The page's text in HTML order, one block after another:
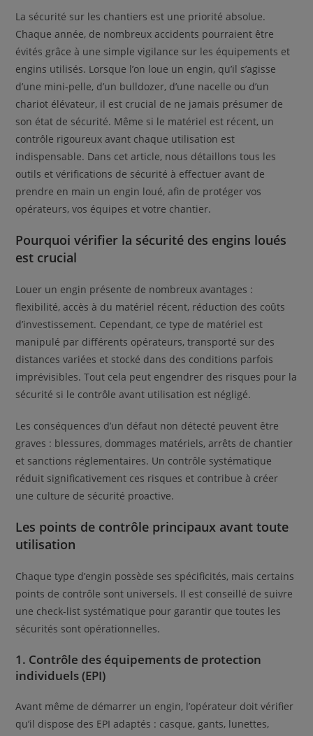
La sécurité sur les chantiers est une priorité absolue.
Chaque année, de nombreux accidents pourraient être
évités grâce à une simple vigilance sur les équipements et
engins utilisés. Lorsque l’on loue un engin, qu’il s’agisse
d’une mini-pelle, d’un bulldozer, d’une nacelle ou d’un
chariot élévateur, il est crucial de ne jamais présumer de
son état de sécurité. Même si le matériel est récent, un
contrôle rigoureux avant chaque utilisation est
indispensable. Dans cet article, nous détaillons tous les
outils et vérifications de sécurité à effectuer avant de
prendre en main un engin loué, afin de protéger vos
opérateurs, vos équipes et votre chantier.
Pourquoi vérifier la sécurité des engins loués
est crucial
Louer un engin présente de nombreux avantages :
flexibilité, accès à du matériel récent, réduction des coûts
d’investissement. Cependant, ce type de matériel est
manipulé par différents opérateurs, transporté sur des
distances variées et stocké dans des conditions parfois
imprévisibles. Tout cela peut engendrer des risques pour la
sécurité si le contrôle avant utilisation est négligé.
Les conséquences d’un défaut non détecté peuvent être
graves : blessures, dommages matériels, arrêts de chantier
et sanctions réglementaires. Un contrôle systématique
réduit significativement ces risques et contribue à créer
une culture de sécurité proactive.
Les points de contrôle principaux avant toute
utilisation
Chaque type d’engin possède ses spécificités, mais certains
points de contrôle sont universels. Il est conseillé de suivre
une check-list systématique pour garantir que toutes les
sécurités sont opérationnelles.
1. Contrôle des équipements de protection
individuels (EPI)
Avant même de démarrer un engin, l’opérateur doit vérifier
qu’il dispose des EPI adaptés : casque, gants, lunettes,